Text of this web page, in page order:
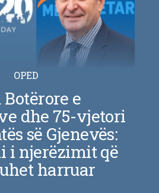
OPED
Botërore e
dhe 75-vjetori
së Gjenevës:
i njerëzimit që
harruar